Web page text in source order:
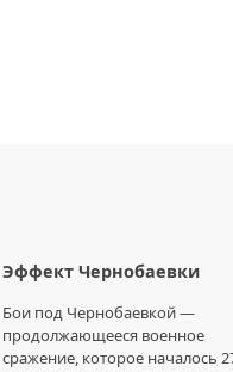
Эффект Чернобаевки
Бои под Чернобаевкой —
продолжающееся военное
сражение, которое началось